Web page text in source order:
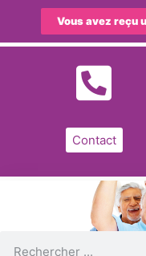
Vous avez reçu
Contact